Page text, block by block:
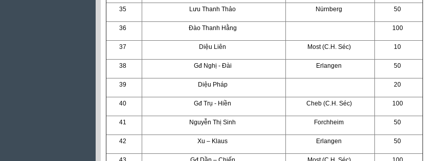
35 Lưu Thanh Thảo Nürnberg 50
36 Đào Thanh Hằng 100
37 Diệu Liên Most (C.H. Séc) 10
38 Gđ Nghị - Đài Erlangen 50
39 Diệu Pháp 20
40 Gđ Trụ - Hiền Cheb (C.H. Séc) 100
41 Nguyễn Thị Sinh Forchheim 50
42 Xu – Klaus Erlangen 50